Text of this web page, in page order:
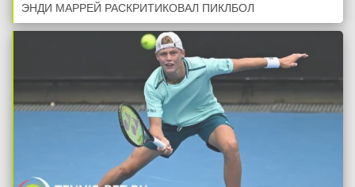
ЭНДИ МАРРЕЙ РАСКРИТИКОВАЛ ПИКЛБОЛ